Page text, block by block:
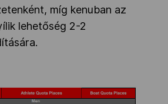
míg kenuban az
lehetőség 2-2